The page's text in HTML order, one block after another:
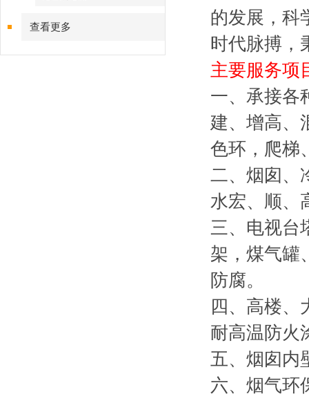
查看更多
的发展，科
时代脉搏，
主要服务项
一、承接各
建、增高、
色环，爬梯
二、烟囱、
水宏、顺、
三、电视台
架，煤气罐
防腐。
四、高楼、
耐高温防火
五、烟囱内
六、烟气环